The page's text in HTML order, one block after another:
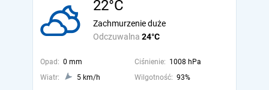
22°C
Odczuwalna 24°C
Zachmurzenie duże
Opad: 0 mm Ciśnienie: 1008 hPa
Wiatr:
5 km/h Wilgotność: 93%